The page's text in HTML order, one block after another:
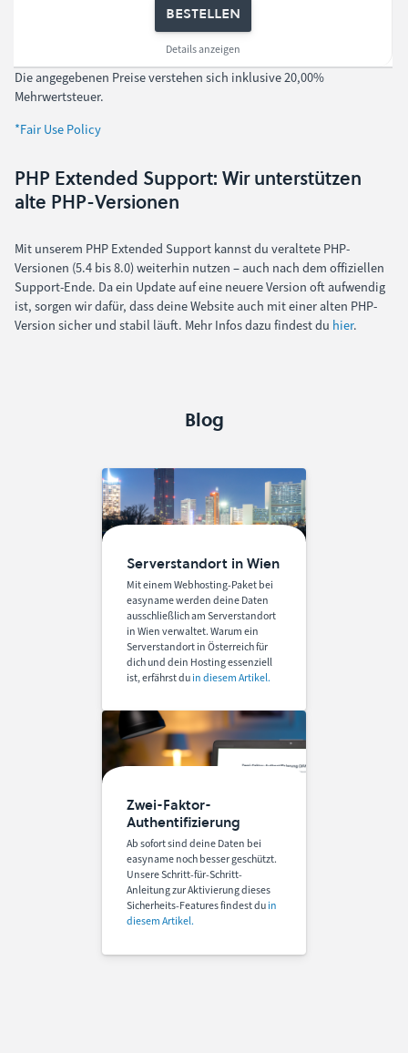
bestellen
Details anzeigen
Die angegebenen Preise verstehen sich inklusive 20,00%
Mehrwertsteuer.
*Fair Use Policy
PHP Extended Support: Wir unterstützen
alte PHP-Versionen
Mit unserem PHP Extended Support kannst du veraltete PHP-
Versionen (5.4 bis 8.0) weiterhin nutzen – auch nach dem offiziellen
Support-Ende. Da ein Update auf eine neuere Version oft aufwendig
ist, sorgen wir dafür, dass deine Website auch mit einer alten PHP-
Version sicher und stabil läuft. Mehr Infos dazu findest du hier.
Blog
Serverstandort in Wien
Mit einem Webhosting-Paket bei
easyname werden deine Daten
ausschließlich am Serverstandort
in Wien verwaltet. Warum ein
Serverstandort in Österreich für
dich und dein Hosting essenziell
ist, erfährst duin diesem Artikel.
Zwei-Faktor-
Authentifizierung
Ab sofort sind deine Daten bei
easyname noch besser geschützt.
Unsere Schritt-für-Schritt-
Anleitung zur Aktivierung dieses
Sicherheits-Features findest duin
diesem Artikel.